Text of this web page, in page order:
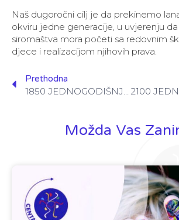
Naš dugoročni cilj je da prekinemo
okviru jedne generacije, u uvjerenju
siromaštva mora početi sa redovnim
djece i realizacijom njihovih prava.
Prethodna
Možda Vas